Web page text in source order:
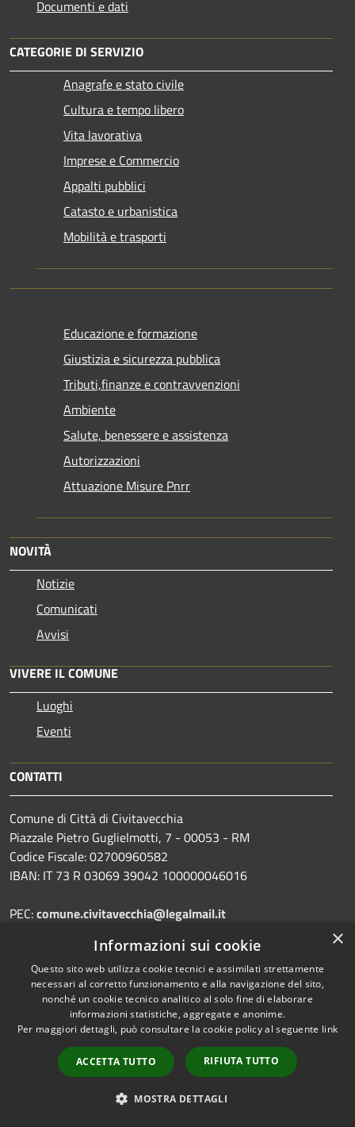
Documenti e dati
CATEGORIE DI SERVIZIO
Anagrafe e stato civile
Cultura e tempo libero
Vita lavorativa
Imprese e Commercio
Appalti pubblici
Catasto e urbanistica
Mobilità e trasporti
Educazione e formazione
Giustizia e sicurezza pubblica
Tributi,finanze e contravvenzioni
Ambiente
Salute, benessere e assistenza
Autorizzazioni
Attuazione Misure Pnrr
NOVITÀ
Notizie
Comunicati
Avvisi
VIVERE IL COMUNE
Luoghi
Eventi
CONTATTI
Comune di Città di Civitavecchia
Piazzale Pietro Guglielmotti, 7 - 00053 - RM
Codice Fiscale: 02700960582
IBAN: IT 73 R 03069 39042 100000046016
PEC:comune.civitavecchia@legalmail.it
Portineria comune: +39 0766590237
Prenotazione appuntamento
Segnalazione disservizio
Leggi le FAQ
Richiesta assistenza
×
Informazioni sui cookie
Questo sito web utilizza cookie tecnici e assimilati strettamente
necessari al corretto funzionamento e alla navigazione del sito,
nonché un cookie tecnico analitico al solo fine di elaborare
informazioni statistiche, aggregate e anonime.
Per maggiori dettagli, può consultare la cookie policy al seguente link
ACCETTA TUTTO RIFIUTA TUTTO
MOSTRA DETTAGLI